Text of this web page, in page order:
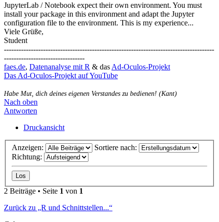
JupyterLab / Notebook expect their own environment. You must
install your package in this environment and adapt the Jupyter
configuration file to the environment. This is my experience...
Viele Grüße,
Student
--------------------------------------------------------------------------------------
---------------------------------
faes.de, Datenanalyse mit R & das Ad-Oculos-Projekt
Das Ad-Oculos-Projekt auf YouTube
Habe Mut, dich deines eigenen Verstandes zu bedienen! (Kant)
Nach oben
Antworten
Druckansicht
Anzeigen:
Sortiere nach:
Richtung:
2 Beiträge • Seite 1 von 1
Zurück zu „R und Schnittstellen...“